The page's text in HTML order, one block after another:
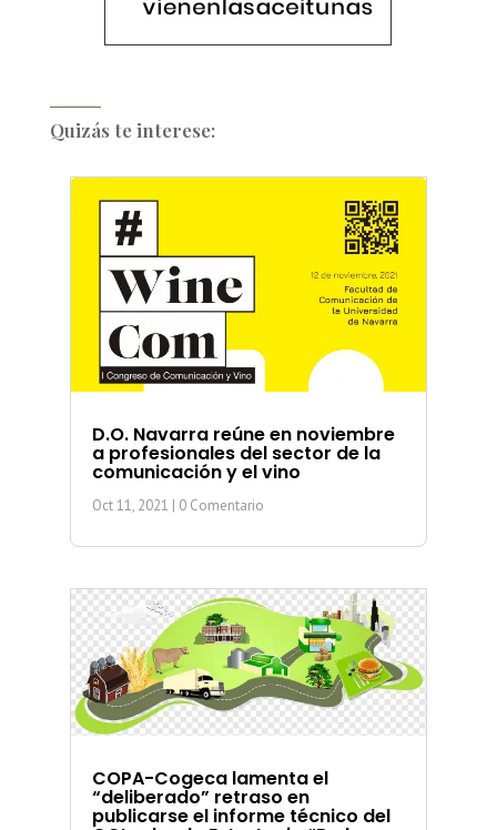
Quizás te interese:
D.O. Navarra reúne en noviembre
a profesionales del sector de la
comunicación y el vino
Oct 11, 2021 | 0 Comentario
COPA-Cogeca lamenta el
“deliberado” retraso en
publicarse el informe técnico del